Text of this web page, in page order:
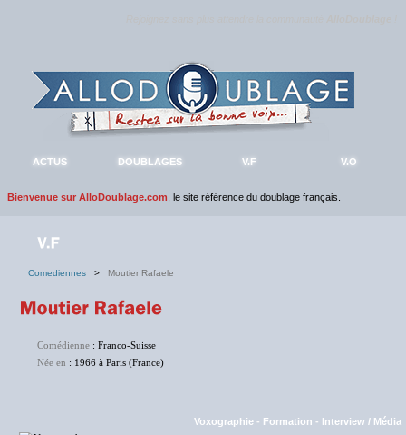
ACTUS DOUBLAGES V.F V.O
Bienvenue sur AlloDoublage.com , le site référence du doublage français.
Comediennes > Moutier Rafaele
Comédienne : Franco-Suisse
Née en : 1966 à Paris (France)
Voxographie - Formation - Interview / Média